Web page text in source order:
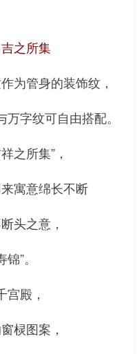
之所集
为管身的装饰纹，
字纹可自由搭配。
之所集”，
寓意绵长不断
头之意，
”。
宫殿，
棂图案，